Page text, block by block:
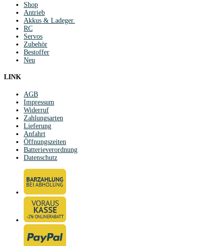
Shop
Antrieb
Akkus & Ladeger.
RC
Servos
Zubehör
Bestoffer
Neu
LINK
AGB
Impressum
Widerruf
Zahlungsarten
Lieferung
Anfahrt
Öffnungszeiten
Batterieverordnung
Datenschutz